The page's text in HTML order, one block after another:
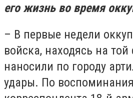
его жизнь во время
– В первые недели
войска, находясь на
наносили по городу
удары. По